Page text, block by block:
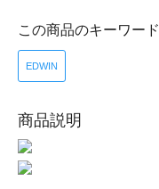
この商品のキーワード
EDWIN
商品説明